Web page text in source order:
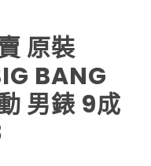
原裝
BANG
男錶 9成